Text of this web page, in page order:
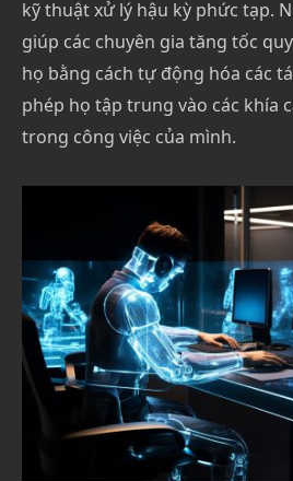
kỹ thuật xử lý hậu kỳ phức tạp.
giúp các chuyên gia tăng tốc
họ bằng cách tự động hóa các
phép họ tập trung vào các khía
trong công việc của mình.